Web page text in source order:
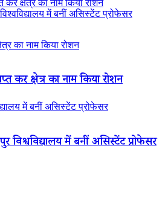
कर क्षेत्र का नाम किया रोशन
में बनीं असिस्टेंट प्रोफेसर
का नाम किया रोशन
कर क्षेत्र का नाम किया रोशन
में बनीं असिस्टेंट प्रोफेसर
विश्वविद्यालय में बनीं असिस्टेंट प्रोफेसर